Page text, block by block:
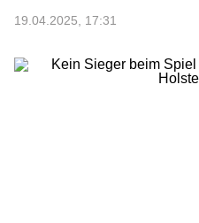
19.04.2025, 17:31